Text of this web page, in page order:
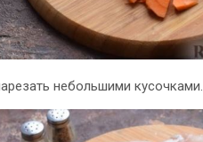
небольшими кусочками.